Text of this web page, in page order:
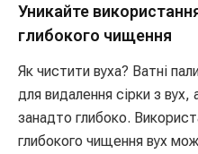
Уникайте
глибокого чищення
Як чистити вуха? Ватні
для видалення сірки з вух,
занадто глибоко.
глибокого чищення вух